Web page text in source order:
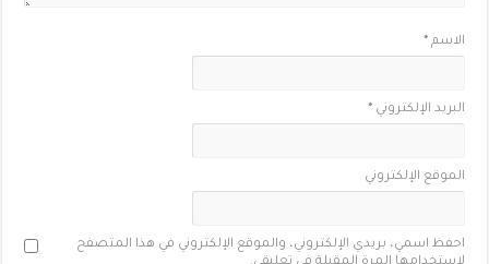
الاسم*
البريد الإلكتروني*
الموقع الإلكتروني
احفظ اسمي، بريدي الإلكتروني، والموقع الإلكتروني في هذا المتصفح